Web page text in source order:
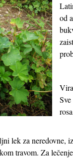
od
lek za neredovne,
travom. Za